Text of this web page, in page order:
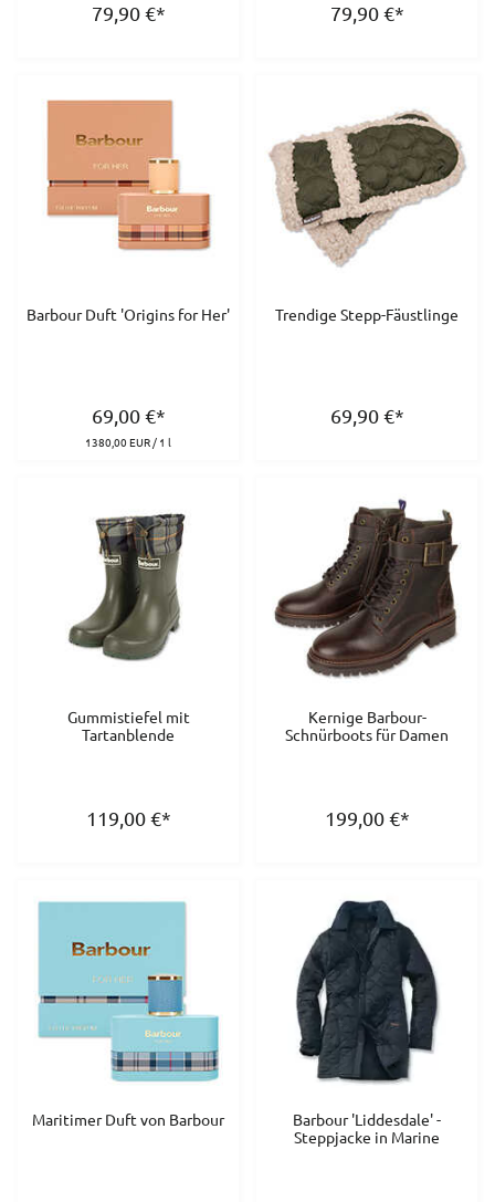
79,90€* 79,90€*
Barbour Duft 'Origins for Her'
69,00€*
1380,00 EUR / 1 l
Trendige Stepp-Fäustlinge
69,90€*
Gummistiefel mit
Tartanblende
119,00€*
Kernige Barbour-
Schnürboots für Damen
199,00€*
Maritimer Duft von Barbour
Barbour 'Liddesdale' -
Steppjacke in Marine